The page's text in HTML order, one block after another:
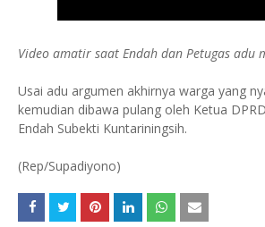
Video amatir saat Endah dan Petugas adu
Usai adu argumen akhirnya warga yang
kemudian dibawa pulang oleh Ketua
Endah Subekti Kuntariningsih.
(Rep/Supadiyono)